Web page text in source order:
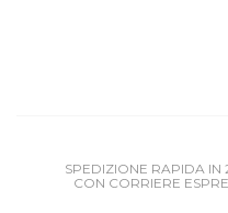
SPEDIZIONE RAPIDA IN
CON CORRIERE